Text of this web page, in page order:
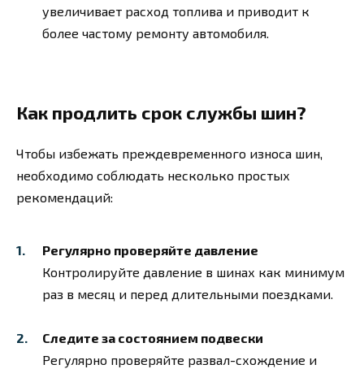
увеличивает расход топлива и приводит к
более частому ремонту автомобиля.
Как продлить срок службы шин?
Чтобы избежать преждевременного износа шин,
необходимо соблюдать несколько простых
рекомендаций:
Регулярно проверяйте давление
Контролируйте давление в шинах как минимум
раз в месяц и перед длительными поездками.
Следите за состоянием подвески
Регулярно проверяйте развал-схождение и